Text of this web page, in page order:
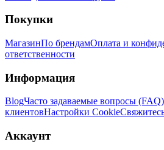
Покупки
МагазинПо брендамОплата и
ответственности
Информация
BlogЧасто задаваемые вопросы (FAQ)
клиентовНастройки Cookie
Аккаунт